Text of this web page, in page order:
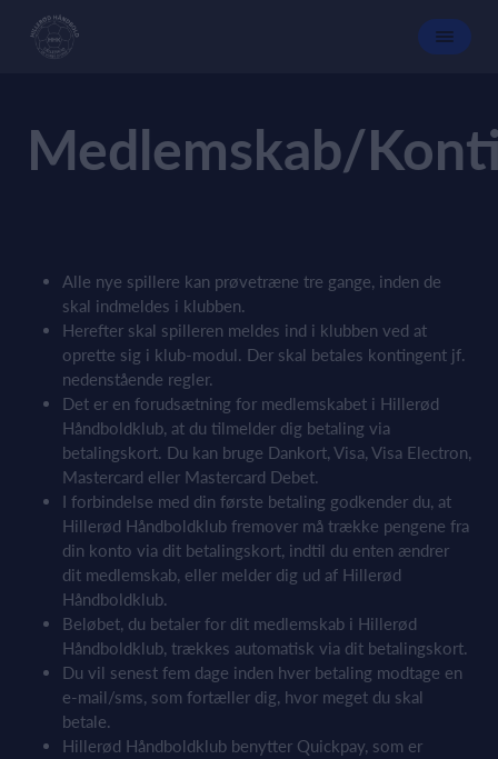
Medlemskab/
Alle nye spillere kan prøvetræne tre gange, inden de
skal indmeldes i klubben.
Herefter skal spilleren meldes ind i klubben ved at
oprette sig i klub-modul. Der skal betales kontingent jf.
nedenstående regler.
Det er en forudsætning for medlemskabet i Hillerød
Håndboldklub, at du tilmelder dig betaling via
betalingskort. Du kan bruge Dankort, Visa, Visa Electron,
Mastercard eller Mastercard Debet.
I forbindelse med din første betaling godkender du, at
Hillerød Håndboldklub fremover må trække pengene fra
din konto via dit betalingskort, indtil du enten ændrer
dit medlemskab, eller melder dig ud af Hillerød
Håndboldklub.
Beløbet, du betaler for dit medlemskab i Hillerød
Håndboldklub, trækkes automatisk via dit betalingskort.
Du vil senest fem dage inden hver betaling modtage en
e-mail/sms, som fortæller dig, hvor meget du skal
betale.
Hillerød Håndboldklub benytter Quickpay, som er